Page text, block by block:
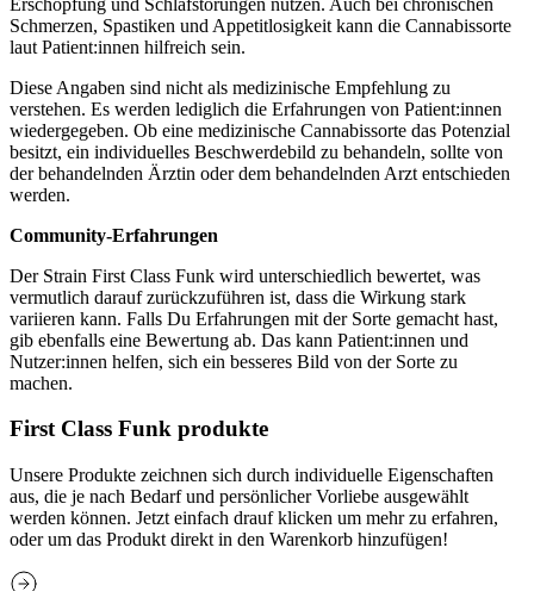
Schmerzen, Spastiken und Appetitlosigkeit kann die Cannabissorte
laut Patient:innen hilfreich sein.
Diese Angaben sind nicht als medizinische Empfehlung zu
verstehen. Es werden lediglich die Erfahrungen von Patient:innen
wiedergegeben. Ob eine medizinische Cannabissorte das Potenzial
besitzt, ein individuelles Beschwerdebild zu behandeln, sollte von
der behandelnden Ärztin oder dem behandelnden Arzt entschieden
werden.
Community-Erfahrungen
Der Strain First Class Funk wird unterschiedlich bewertet, was
vermutlich darauf zurückzuführen ist, dass die Wirkung stark
variieren kann. Falls Du Erfahrungen mit der Sorte gemacht hast,
gib ebenfalls eine Bewertung ab. Das kann Patient:innen und
Nutzer:innen helfen, sich ein besseres Bild von der Sorte zu
machen.
First Class Funk produkte
Unsere Produkte zeichnen sich durch individuelle Eigenschaften
aus, die je nach Bedarf und persönlicher Vorliebe ausgewählt
werden können. Jetzt einfach drauf klicken um mehr zu erfahren,
oder um das Produkt direkt in den Warenkorb hinzufügen!